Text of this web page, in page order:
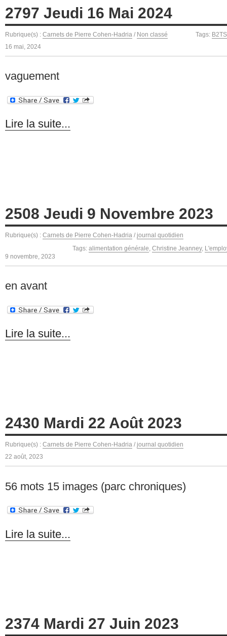
2797 Jeudi 16 Mai 2024
Rubrique(s) : Carnets de Pierre Cohen-Hadria / Non classé Tags: B2TS
16 mai, 2024
vaguement
Lire la suite...
2508 Jeudi 9 Novembre 2023
Rubrique(s) : Carnets de Pierre Cohen-Hadria / journal quotidien
Tags: alimentation générale Christine Jeanney,
9 novembre, 2023
en avant
Lire la suite...
2430 Mardi 22 Août 2023
Rubrique(s) : Carnets de Pierre Cohen-Hadria / journal quotidien
22 août, 2023
56 mots 15 images (parc chroniques)
Lire la suite...
2374 Mardi 27 Juin 2023